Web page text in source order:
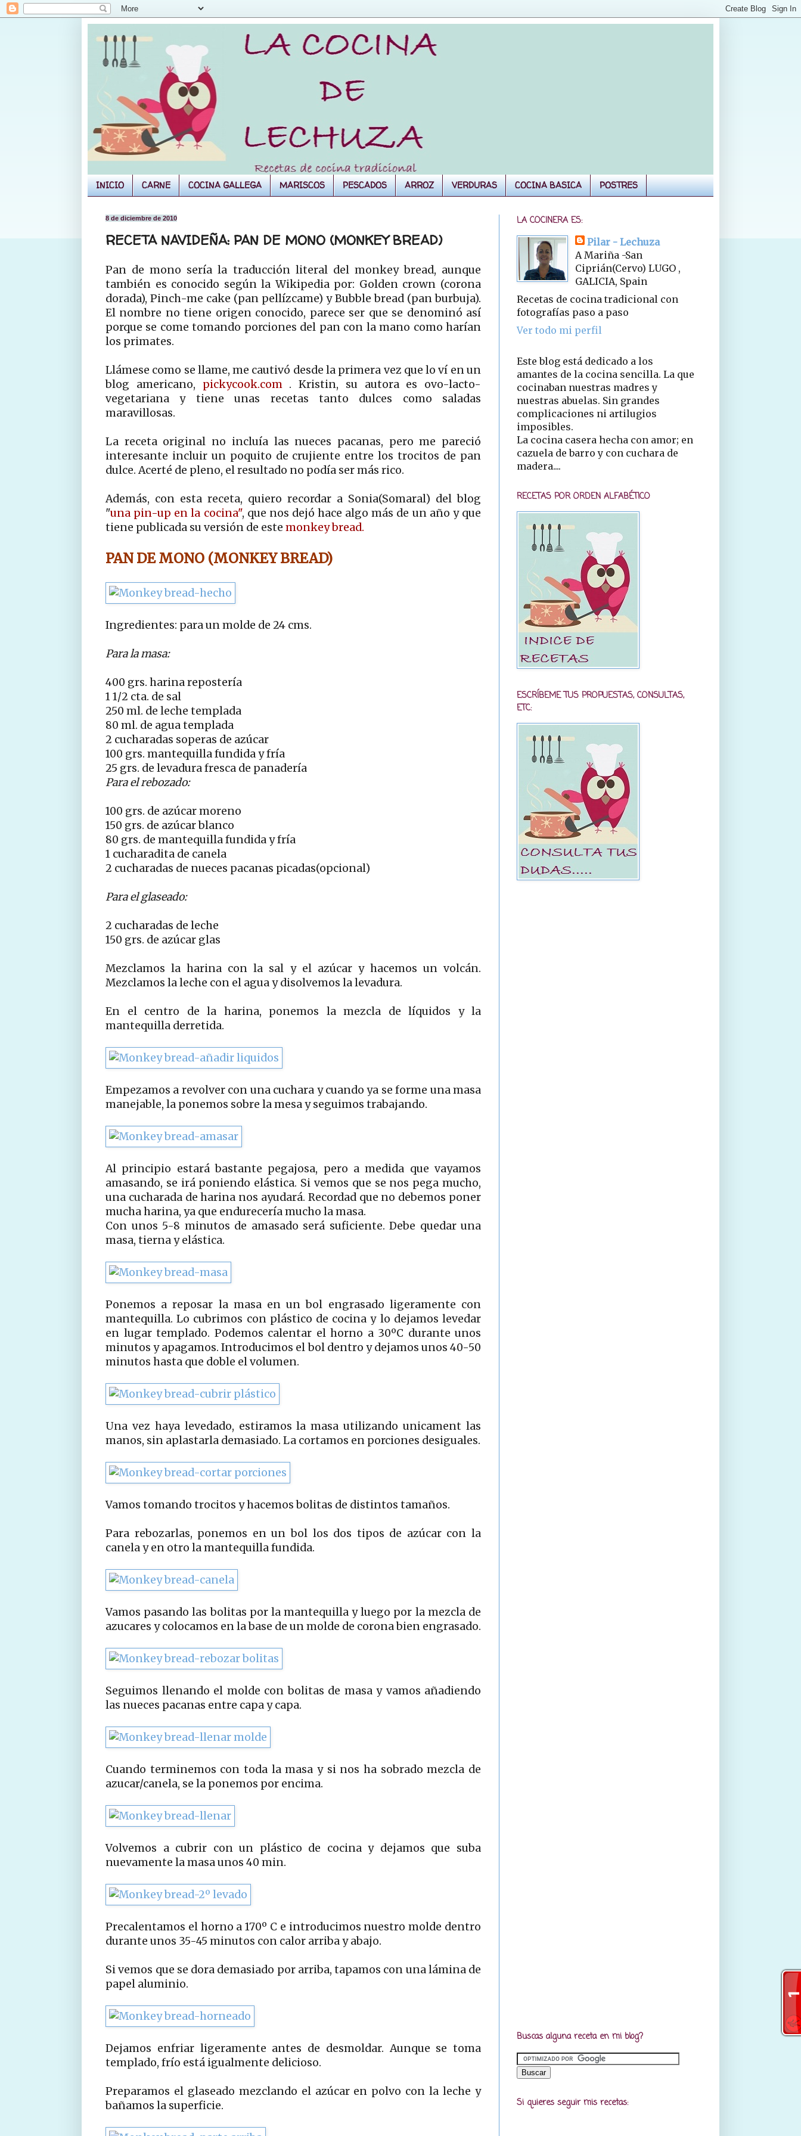
INICIO CARNE COCINA GALLEGA MARISCOS PESCADOS ARROZ VERDURAS COCINA BASICA POSTRES
8 de diciembre de 2010
RECETA NAVIDEÑA: PAN DE MONO (MONKEY BREAD)
Pan de mono sería la traducción literal del monkey bread, aunque
también es conocido según la Wikipedia por: Golden crown (corona
dorada), Pinch-me cake (pan pellízcame) y Bubble bread (pan burbuja).
El nombre no tiene origen conocido, parece ser que se denominó así
porque se come tomando porciones del pan con la mano como harían
los primates.
Llámese como se llame, me cautivó desde la primera vez que lo ví en un
blog americano, pickycook.com . Kristin, su autora es ovo-lacto-
vegetariana y tiene unas recetas tanto dulces como saladas
maravillosas.
La receta original no incluía las nueces pacanas, pero me pareció
interesante incluir un poquito de crujiente entre los trocitos de pan
dulce. Acerté de pleno, el resultado no podía ser más rico.
Además, con esta receta, quiero recordar a Sonia(Somaral) del blog
"una pin-up en la cocina", que nos dejó hace algo más de un año y que
tiene publicada su versión de este monkey bread.
PAN DE MONO (MONKEY BREAD)
Ingredientes: para un molde de 24 cms.
Para la masa:
400 grs. harina repostería
1 1/2 cta. de sal
250 ml. de leche templada
80 ml. de agua templada
2 cucharadas soperas de azúcar
100 grs. mantequilla fundida y fría
25 grs. de levadura fresca de panadería
Para el rebozado:
100 grs. de azúcar moreno
150 grs. de azúcar blanco
80 grs. de mantequilla fundida y fría
1 cucharadita de canela
2 cucharadas de nueces pacanas picadas(opcional)
Para el glaseado:
2 cucharadas de leche
150 grs. de azúcar glas
Mezclamos la harina con la sal y el azúcar y hacemos un volcán.
Mezclamos la leche con el agua y disolvemos la levadura.
En el centro de la harina, ponemos la mezcla de líquidos y la
mantequilla derretida.
Empezamos a revolver con una cuchara y cuando ya se forme una masa
manejable, la ponemos sobre la mesa y seguimos trabajando.
Al principio estará bastante pegajosa, pero a medida que vayamos
amasando, se irá poniendo elástica. Si vemos que se nos pega mucho,
una cucharada de harina nos ayudará. Recordad que no debemos poner
mucha harina, ya que endurecería mucho la masa.
Con unos 5-8 minutos de amasado será suficiente. Debe quedar una
masa, tierna y elástica.
Ponemos a reposar la masa en un bol engrasado ligeramente con
mantequilla. Lo cubrimos con plástico de cocina y lo dejamos levedar
en lugar templado. Podemos calentar el horno a 30ºC durante unos
minutos y apagamos. Introducimos el bol dentro y dejamos unos 40-50
minutos hasta que doble el volumen.
Una vez haya levedado, estiramos la masa utilizando unicament las
manos, sin aplastarla demasiado. La cortamos en porciones desiguales.
Vamos tomando trocitos y hacemos bolitas de distintos tamaños.
Para rebozarlas, ponemos en un bol los dos tipos de azúcar con la
canela y en otro la mantequilla fundida.
Vamos pasando las bolitas por la mantequilla y luego por la mezcla de
azucares y colocamos en la base de un molde de corona bien engrasado.
Seguimos llenando el molde con bolitas de masa y vamos añadiendo
las nueces pacanas entre capa y capa.
Cuando terminemos con toda la masa y si nos ha sobrado mezcla de
azucar/canela, se la ponemos por encima.
Volvemos a cubrir con un plástico de cocina y dejamos que suba
nuevamente la masa unos 40 min.
Precalentamos el horno a 170º C e introducimos nuestro molde dentro
durante unos 35-45 minutos con calor arriba y abajo.
Si vemos que se dora demasiado por arriba, tapamos con una lámina de
papel aluminio.
Dejamos enfriar ligeramente antes de desmoldar. Aunque se toma
templado, frío está igualmente delicioso.
Preparamos el glaseado mezclando el azúcar en polvo con la leche y
bañamos la superficie.
LA COCINERA ES:
Pilar - Lechuza
A Mariña -San
Ciprián(Cervo) LUGO ,
GALICIA, Spain
Recetas de cocina tradicional con
fotografías paso a paso
Ver todo mi perfil
Este blog está dedicado a los
amantes de la cocina sencilla. La que
cocinaban nuestras madres y
nuestras abuelas. Sin grandes
complicaciones ni artilugios
imposibles.
La cocina casera hecha con amor; en
cazuela de barro y con cuchara de
madera....
RECETAS POR ORDEN ALFABÉTICO
ESCRÍBEME TUS PROPUESTAS, CONSULTAS,
ETC:
Buscas alguna receta en mi blog?
Si quieres seguir mis recetas: